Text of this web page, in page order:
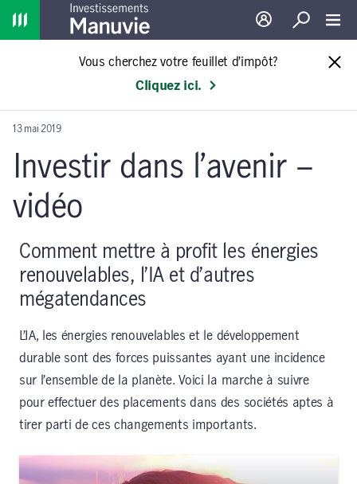
Home
Ouverture de
Recherche
Vous cherchez votre feuillet d’impôt?
Cliquez ici.
13 mai 2019
Investir dans l’avenir –
vidéo
Comment mettre à profit les énergies
renouvelables, l’IA et d’autres
mégatendances
L’IA, les énergies renouvelables et le développement
durable sont des forces puissantes ayant une incidence
sur l’ensemble de la planète. Voici la marche à suivre
pour effectuer des placements dans des sociétés aptes à
tirer parti de ces changements importants.